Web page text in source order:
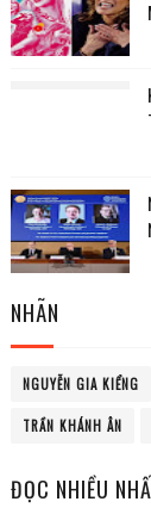
NHÃN
NGUYỄN GIA KIỂNG
TRẦN KHÁNH ÂN
ĐỌC NHIỀU